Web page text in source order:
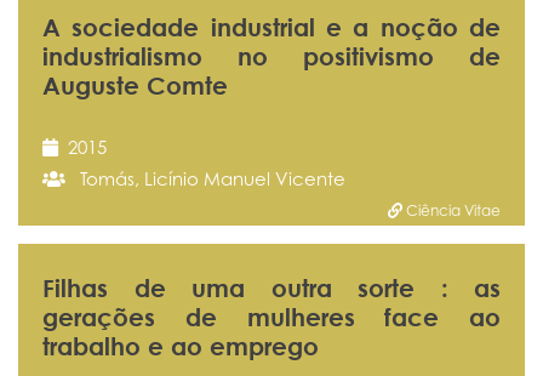
A sociedade industrial e a noção de
industrialismo no positivismo de
Auguste Comte
2015
Tomás, Licínio Manuel Vicente
Ciência Vitae
Filhas de uma outra sorte : as
gerações de mulheres face ao
trabalho e ao emprego